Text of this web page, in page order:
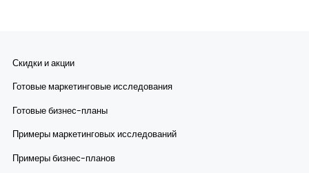
Скидки и акции
Готовые маркетинговые исследования
Готовые бизнес-планы
Примеры маркетинговых исследований
Примеры бизнес-планов